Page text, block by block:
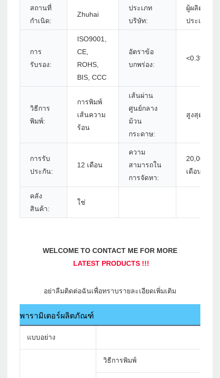
สถานที่
กำเนิด:
Zhuhai
ประเภท
บริษัท:
ผู้ผลิตชั้นน
ประเทศจีน
การ
รับรอง:
ISO9001,
CE,
ROHS,
BIS, CCC
อัตราข้อ
บกพร่อง:
<0.3%
วิธีการ
พิมพ์:
การพิมพ์
เส้นความ
ร้อน
เส้นผ่าน
ศูนย์กลาง
ม้วน
กระดาษ:
สูงสุด 83
การรับ
ประกัน:
12 เดือน
ความ
สามารถใน
การจัดหา:
20,000 ชิ้
เดือน
คลัง
สินค้า:
ใช่
พารามิเตอร์ผลิตภัณฑ์
แบบอย่าง
วิธีการพิมพ์